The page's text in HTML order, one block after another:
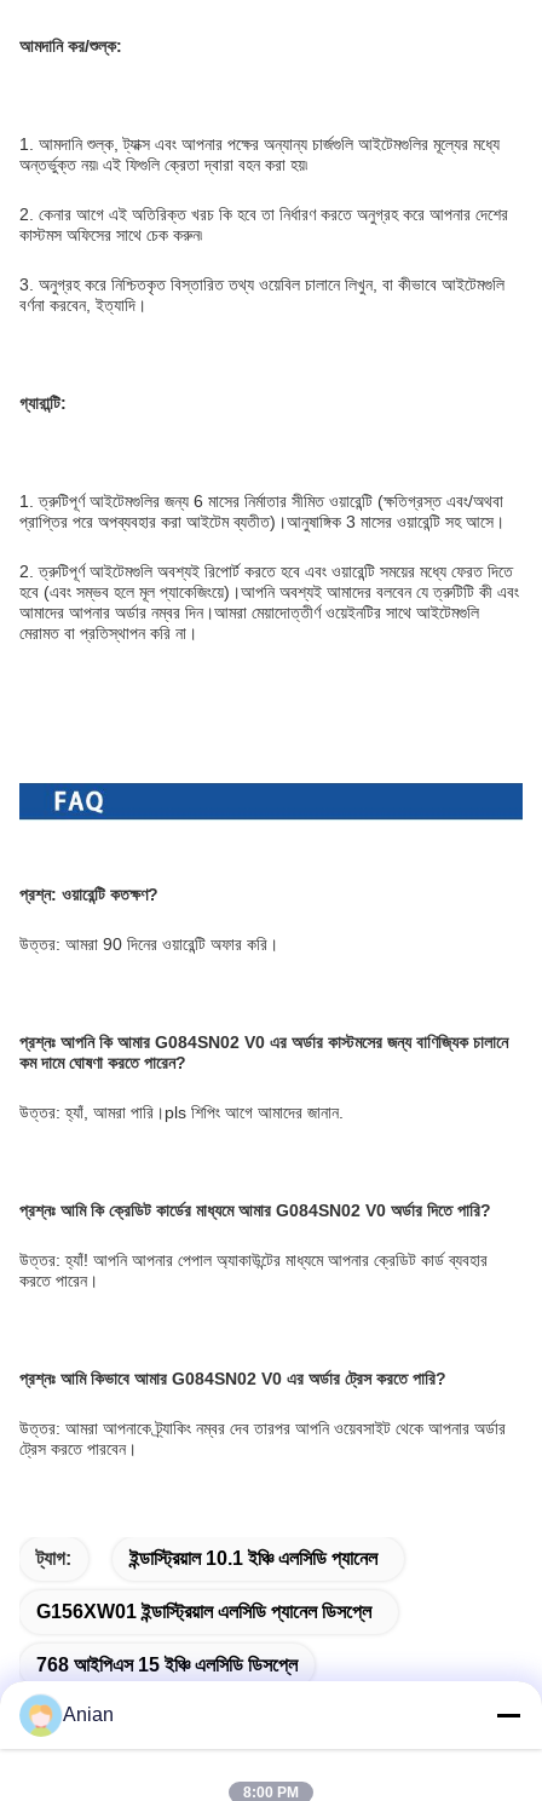
আমদানি কর/শুল্ক:
1. আমদানি শুল্ক, ট্যাক্স এবং আপনার পক্ষের অন্যান্য চার্জগুলি আইটেমগুলির মূল্যের মধ্যে
অন্তর্ভুক্ত নয়৷ এই ফিগুলি ক্রেতা দ্বারা বহন করা হয়৷
2. কেনার আগে এই অতিরিক্ত খরচ কি হবে তা নির্ধারণ করতে অনুগ্রহ করে আপনার দেশের
কাস্টমস অফিসের সাথে চেক করুন৷
3. অনুগ্রহ করে নিশ্চিতকৃত বিস্তারিত তথ্য ওয়েবিল চালানে লিখুন, বা কীভাবে আইটেমগুলি
বর্ণনা করবেন, ইত্যাদি।
গ্যারান্টি:
1. ত্রুটিপূর্ণ আইটেমগুলির জন্য 6 মাসের নির্মাতার সীমিত ওয়ারেন্টি (ক্ষতিগ্রস্ত এবং/অথবা
প্রাপ্তির পরে অপব্যবহার করা আইটেম ব্যতীত)।আনুষাঙ্গিক 3 মাসের ওয়ারেন্টি সহ আসে।
2. ত্রুটিপূর্ণ আইটেমগুলি অবশ্যই রিপোর্ট করতে হবে এবং ওয়ারেন্টি সময়ের মধ্যে ফেরত দিতে
হবে (এবং সম্ভব হলে মূল প্যাকেজিংয়ে)।আপনি অবশ্যই আমাদের বলবেন যে ত্রুটিটি কী এবং
আমাদের আপনার অর্ডার নম্বর দিন।আমরা মেয়াদোত্তীর্ণ ওয়েইনটির সাথে আইটেমগুলি
মেরামত বা প্রতিস্থাপন করি না।
প্রশ্ন: ওয়ারেন্টি কতক্ষণ?
উত্তর: আমরা 90 দিনের ওয়ারেন্টি অফার করি।
প্রশ্নঃ আপনি কি আমার G084SN02 V0 এর অর্ডার কাস্টমসের জন্য বাণিজ্যিক চালানে
কম দামে ঘোষণা করতে পারেন?
উত্তর: হ্যাঁ, আমরা পারি।pls শিপিং আগে আমাদের জানান.
প্রশ্নঃ আমি কি ক্রেডিট কার্ডের মাধ্যমে আমার G084SN02 V0 অর্ডার দিতে পারি?
উত্তর: হ্যাঁ! আপনি আপনার পেপাল অ্যাকাউন্টের মাধ্যমে আপনার ক্রেডিট কার্ড ব্যবহার
করতে পারেন।
প্রশ্নঃ আমি কিভাবে আমার G084SN02 V0 এর অর্ডার ট্রেস করতে পারি?
উত্তর: আমরা আপনাকে ট্র্যাকিং নম্বর দেব তারপর আপনি ওয়েবসাইট থেকে আপনার অর্ডার
ট্রেস করতে পারবেন।
ট্যাগ: ইন্ডাস্ট্রিয়াল 10.1 ইঞ্চি এলসিডি প্যানেল
G156XW01 ইন্ডাস্ট্রিয়াল এলসিডি প্যানেল ডিসপ্লে
768 আইপিএস 15 ইঞ্চি এলসিডি ডিসপ্লে
Anian
8:00 PM